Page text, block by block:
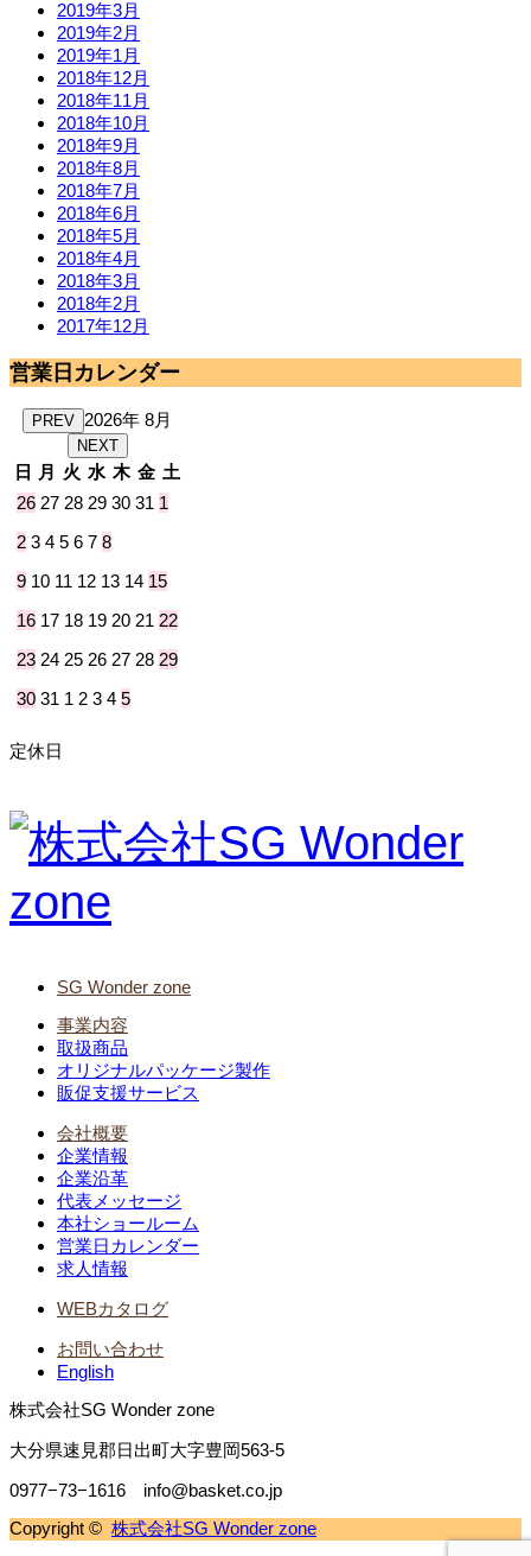
2019年3月
2019年2月
2019年1月
2018年12月
2018年11月
2018年10月
2018年9月
2018年8月
2018年7月
2018年6月
2018年5月
2018年4月
2018年3月
2018年2月
2017年12月
営業日カレンダー
PREV 2026年 8月
NEXT
日 月 火 水 木 金 土
26 27 28 29 30 31 1
2 3 4 5 6 7 8
9 10 11 12 13 14 15
16 17 18 19 20 21 22
23 24 25 26 27 28 29
30 31 1 2 3 4 5
定休日
SG Wonder zone
事業内容
取扱商品
オリジナルパッケージ製作
販促支援サービス
会社概要
企業情報
企業沿革
代表メッセージ
本社ショールーム
営業日カレンダー
求人情報
WEBカタログ
お問い合わせ
English
株式会社SG Wonder zone
大分県速見郡日出町大字豊岡563-5
0977−73−1616 info@basket.co.jp
Copyright © 株式会社SG Wonder zone